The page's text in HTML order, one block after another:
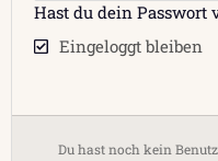
Hast du dein Passwort
Eingeloggt bleiben
Du hast noch kein